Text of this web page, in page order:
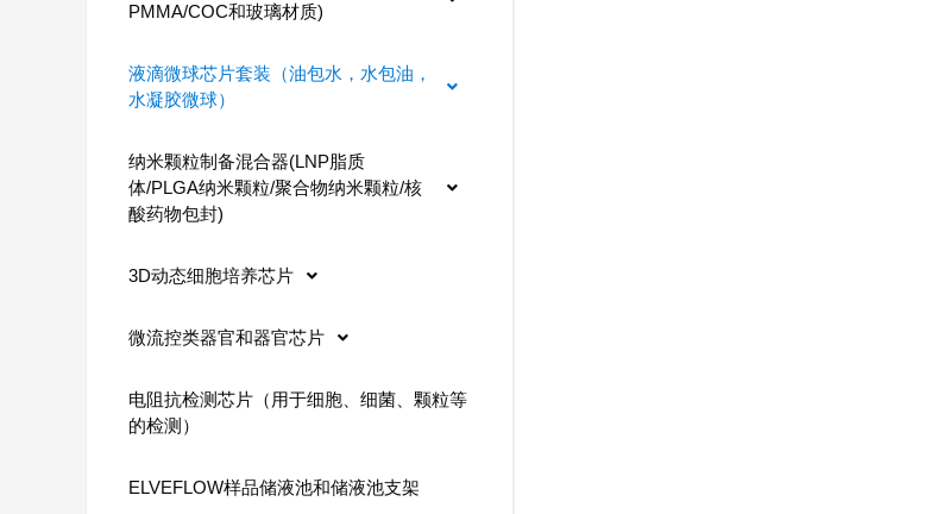
PMMA/COC和玻璃材质)
液滴微球芯片套装（油包水，水包油，
水凝胶微球）
纳米颗粒制备混合器(LNP脂质
体/PLGA纳米颗粒/聚合物纳米颗粒/核
酸药物包封)
3D动态细胞培养芯片
微流控类器官和器官芯片
电阻抗检测芯片（用于细胞、细菌、颗粒等
的检测）
ELVEFLOW样品储液池和储液池支架